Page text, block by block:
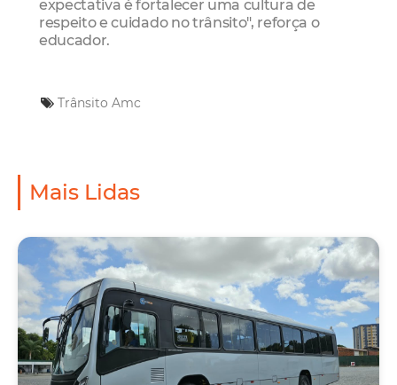
expectativa é fortalecer uma cultura de
respeito e cuidado no trânsito", reforça o
educador.
Trânsito Amc
Mais Lidas